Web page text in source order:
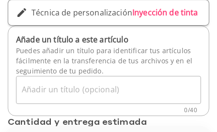
Técnica de personalizaciónInyección de tinta
Añade un título a este artículo
Puedes añadir un título para identificar tus artículos
fácilmente en la transferencia de tus archivos y en el
seguimiento de tu pedido.
Añadir un título (opcional)
0/40
Cantidad y entrega estimada